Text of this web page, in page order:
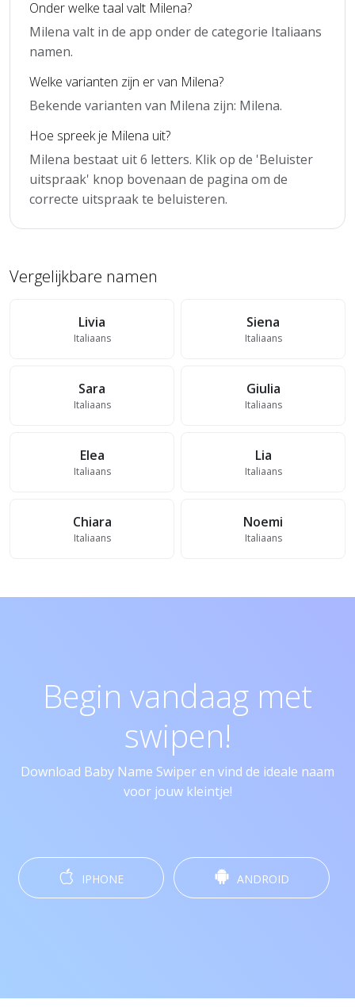
Onder welke taal valt Milena?
Milena valt in de app onder de categorie Italiaans
namen.
Welke varianten zijn er van Milena?
Bekende varianten van Milena zijn: Milena.
Hoe spreek je Milena uit?
Milena bestaat uit 6 letters. Klik op de 'Beluister
uitspraak' knop bovenaan de pagina om de
correcte uitspraak te beluisteren.
Vergelijkbare namen
Livia
Italiaans
Siena
Italiaans
Sara
Italiaans
Giulia
Italiaans
Elea
Italiaans
Lia
Italiaans
Chiara
Italiaans
Noemi
Italiaans
Begin vandaag met
swipen!
Download Baby Name Swiper en vind de ideale naam
voor jouw kleintje!
IPHONE ANDROID